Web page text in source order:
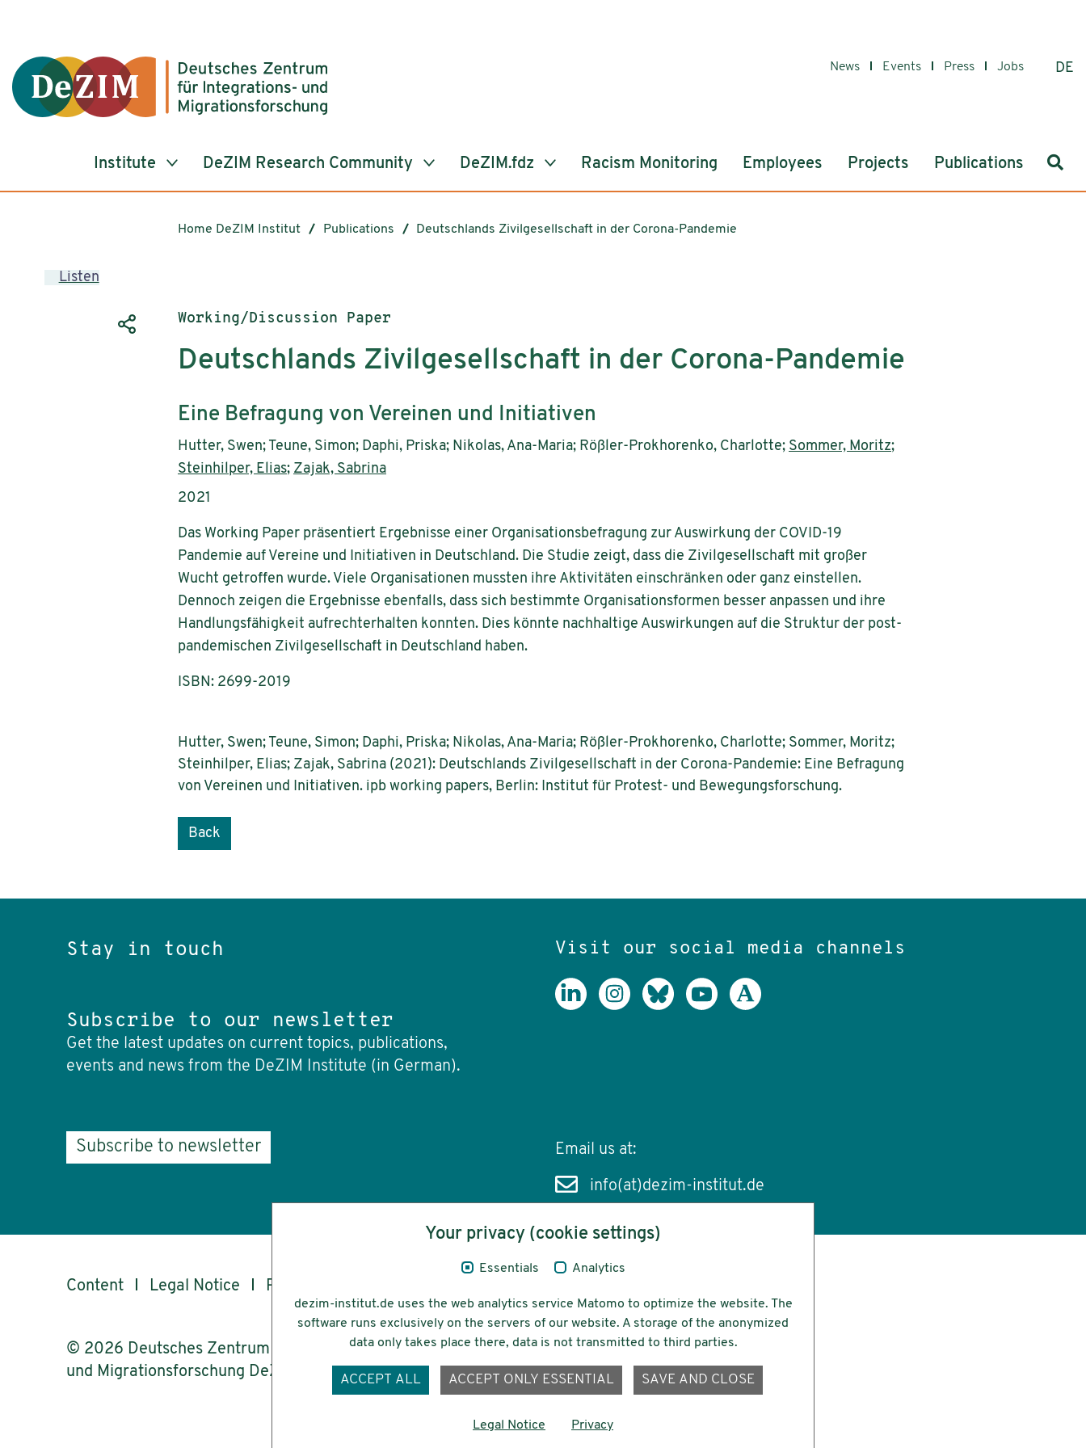
News Events Press Jobs DE
Institute DeZIM Research Community DeZIM.fdz Racism Monitoring Employees Projects Publications
Home DeZIM Institut Publications Deutschlands Zivilgesellschaft in der Corona-Pandemie
Listen
Publication type:
Working/Discussion Paper
Deutschlands Zivilgesellschaft in der Corona-Pandemie
Subtitle:
Eine Befragung von Vereinen und Initiativen
Authors:
Hutter, Swen; Teune, Simon; Daphi, Priska; Nikolas, Ana-Maria; Rößler-Prokhorenko, Charlotte; Sommer, Moritz;
Steinhilper, Elias; Zajak, Sabrina
Publication year:
2021
Das Working Paper präsentiert Ergebnisse einer Organisationsbefragung zur Auswirkung der COVID-19
Pandemie auf Vereine und Initiativen in Deutschland. Die Studie zeigt, dass die Zivilgesellschaft mit großer
Wucht getroffen wurde. Viele Organisationen mussten ihre Aktivitäten einschränken oder ganz einstellen.
Dennoch zeigen die Ergebnisse ebenfalls, dass sich bestimmte Organisationsformen besser anpassen und ihre
Handlungsfähigkeit aufrechterhalten konnten. Dies könnte nachhaltige Auswirkungen auf die Struktur der post-
pandemischen Zivilgesellschaft in Deutschland haben.
ISBN: 2699-2019
Hutter, Swen; Teune, Simon; Daphi, Priska; Nikolas, Ana-Maria; Rößler-Prokhorenko, Charlotte; Sommer, Moritz;
Steinhilper, Elias; Zajak, Sabrina (2021): Deutschlands Zivilgesellschaft in der Corona-Pandemie: Eine Befragung
von Vereinen und Initiativen. ipb working papers, Berlin: Institut für Protest- und Bewegungsforschung.
Back
Stay in touch
Subscribe to our newsletter
Get the latest updates on current topics, publications,
events and news from the DeZIM Institute (in German).
Subscribe to newsletter
Visit our social media channels
Email us at:
info(at)dezim-institut.de
Content Legal Notice Privacy
© 2026 Deutsches Zentrum für Integrations-
und Migrationsforschung DeZIM e.V.
Your privacy (cookie settings)
Essentials Analytics
dezim-institut.de uses the web analytics service Matomo to optimize the website. The
software runs exclusively on the servers of our website. A storage of the anonymized
data only takes place there, data is not transmitted to third parties.
ACCEPT ALL ACCEPT ONLY ESSENTIAL SAVE AND CLOSE
Legal Notice Privacy